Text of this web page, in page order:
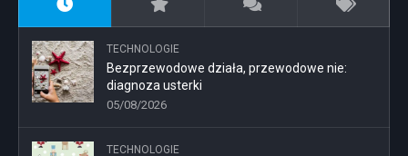
TECHNOLOGIE
Bezprzewodowe działa, przewodowe nie:
diagnoza usterki
05/08/2026
TECHNOLOGIE